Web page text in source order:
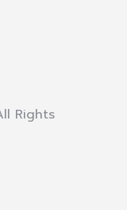
Rights